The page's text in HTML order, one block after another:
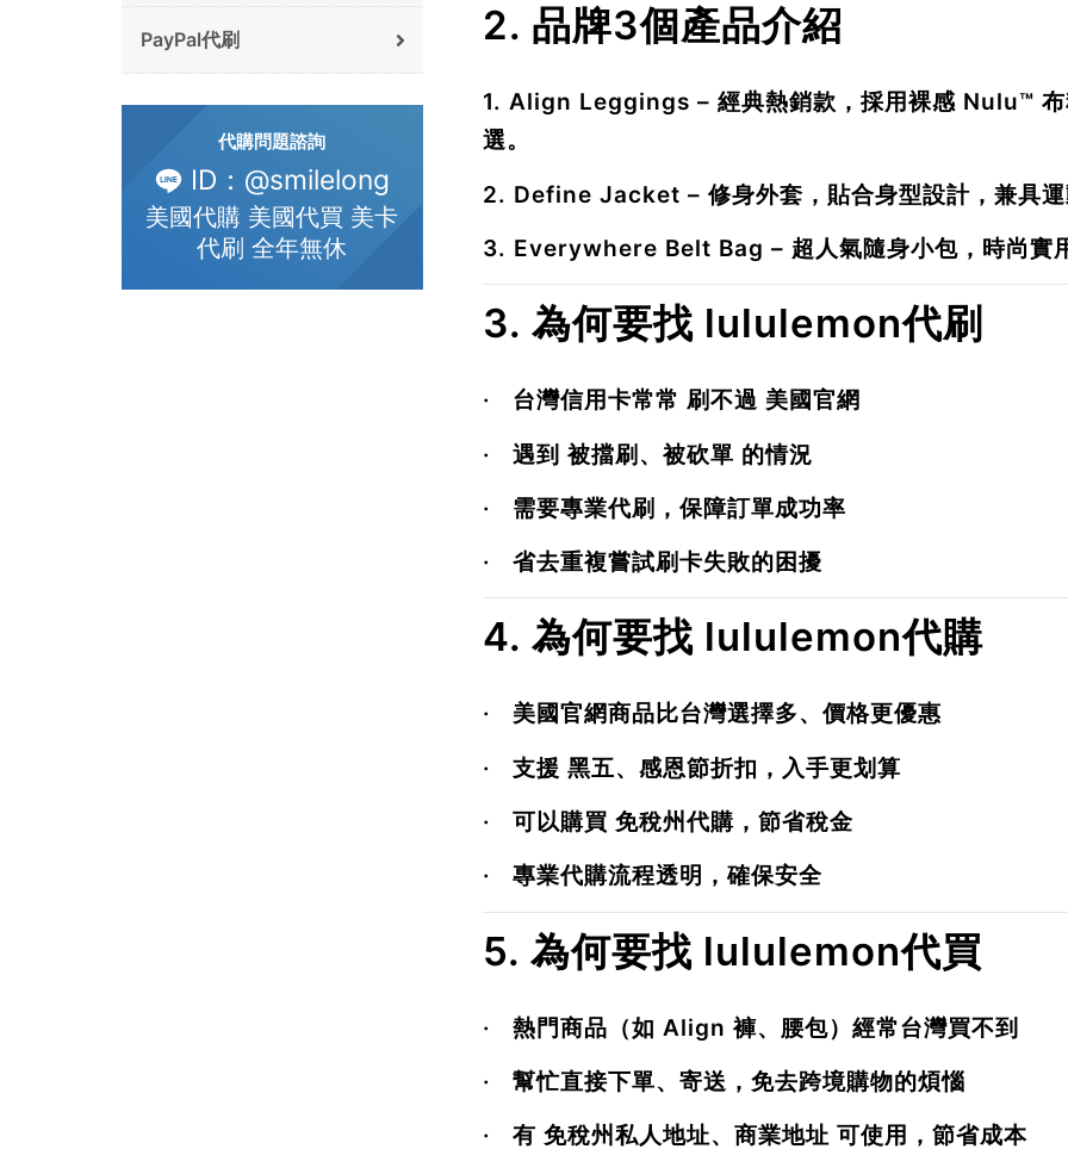
2. 品牌3個產品介紹
1. Align Leggings – 經典熱銷款，採用裸感 Nulu™
選。
2. Define Jacket – 修身外套，貼合身型設計，兼具運
3. Everywhere Belt Bag – 超人氣隨身小包，時尚實
3. 為何要找 lululemon代刷
· 台灣信用卡常常 刷不過美國官網
· 遇到被擋刷、被砍單 的情況
· 需要專業代刷，保障訂單成功率
· 省去重複嘗試刷卡失敗的困擾
4. 為何要找 lululemon代購
· 美國官網商品比台灣選擇多、價格更優惠
· 支援 黑五、感恩節折扣 ，入手更划算
· 可以購買 免稅州代購，節省稅金
· 專業代購流程透明，確保安全
5. 為何要找 lululemon代買
· 熱門商品（如 Align 褲、腰包）經常台灣買不到
· 幫忙直接下單、寄送，免去跨境購物的煩惱
· 有 免稅州私人地址、商業地址 可使用，節省成本
PayPal代刷
代購問題諮詢
ID：@smilelong
美國代購 美國代買 美卡
代刷 全年無休